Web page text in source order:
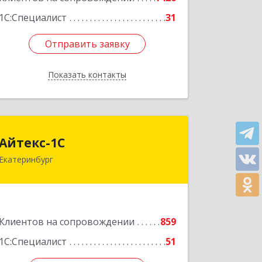
1С:Специалист
31
Отправить заявку
Показать контакты
Отправить заявку
Назад
1С
Екатеринбург
Клиентов на сопровождении
859
1С:Специалист
51
Подробнее